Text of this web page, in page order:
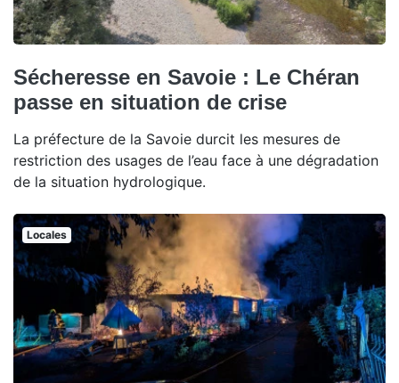
Sécheresse en Savoie : Le Chéran
passe en situation de crise
La préfecture de la Savoie durcit les mesures de
restriction des usages de l’eau face à une dégradation
de la situation hydrologique.
Locales